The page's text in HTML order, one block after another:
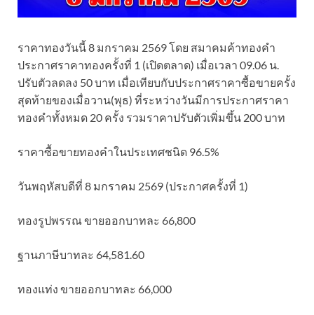
ราคาทองวันนี้ 8 มกราคม 2569 โดย สมาคมค้าทองคำ
ประกาศราคาทองครั้งที่ 1 (เปิดตลาด) เมื่อเวลา 09.06 น.
ปรับตัวลดลง 50 บาท เมื่อเทียบกับประกาศราคาซื้อขายครั้ง
สุดท้ายของเมื่อวาน(พุธ) ที่ระหว่างวันมีการประกาศราคา
ทองคำทั้งหมด 20 ครั้ง รวมราคาปรับตัวเพิ่มขึ้น 200 บาท
ราคาซื้อขายทองคําในประเทศชนิด 96.5%
วันพฤหัสบดีที่ 8 มกราคม 2569 (ประกาศครั้งที่ 1)
ทองรูปพรรณ ขายออกบาทละ 66,800
ฐานภาษีบาทละ 64,581.60
ทองแท่ง ขายออกบาทละ 66,000